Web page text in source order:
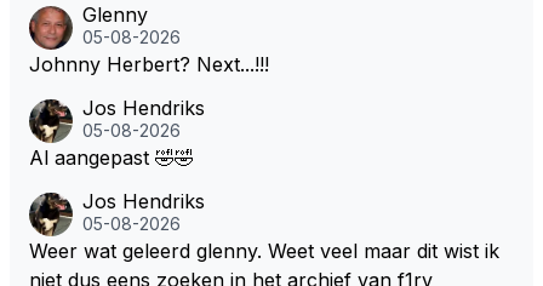
Glenny
05-08-2026
Johnny Herbert? Next...!!!
Jos Hendriks
05-08-2026
Al aangepast 🤣🤣
Jos Hendriks
05-08-2026
Weer wat geleerd glenny. Weet veel maar dit wist ik
niet dus eens zoeken in het archief van f1rv